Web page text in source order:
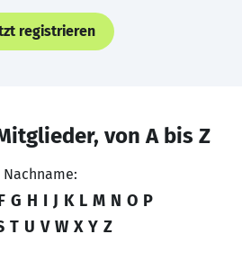
registrieren
von A bis Z
Nachname:
G H I J K L M N O P
T U V W X Y Z